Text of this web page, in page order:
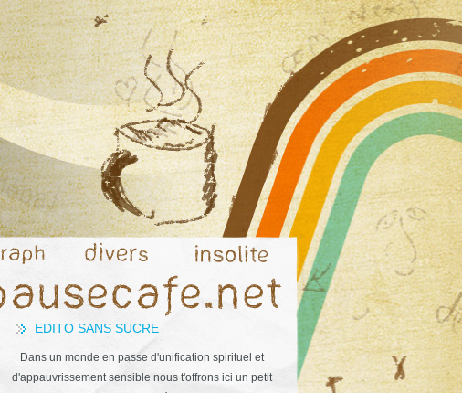
EDITO SANS SUCRE
Dans un monde en passe d'unification spirituel et
d'appauvrissement sensible nous t'offrons ici un petit